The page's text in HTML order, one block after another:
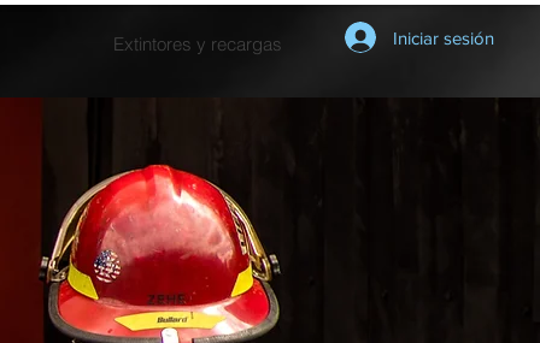
Extintores y recargas Iniciar sesión